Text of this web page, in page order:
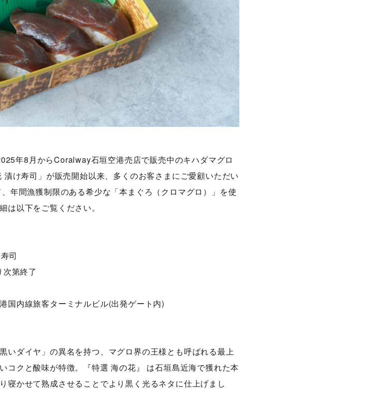
年8月からCoralway石垣空港売店で販売中のキハダマグロ
け寿司」が販売開始以来、多くのお客さまにご愛顧いただい
年間漁獲制限のある希少な「本まぐろ（クロマグロ）」を使
は以下をご覧ください。
司
第終了
国内線旅客ターミナルビル(出発ゲート内)
いダイヤ」の異名を持つ、マグロ界の王様とも呼ばれる最上
コクと酸味が特徴。『特選 海の花』 は石垣島近海で獲れた本
寝かせて熟成させることでより黒く光るネタに仕上げまし